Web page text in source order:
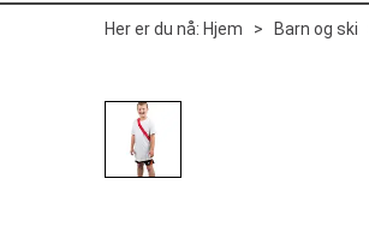
Her er du nå: Hjem > Barn og ski